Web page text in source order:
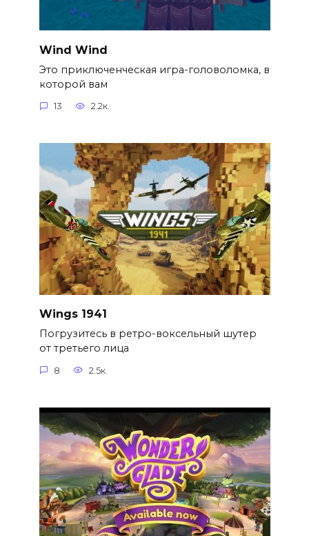
Wind Wind
Это приключенческая игра-головоломка, в
которой вам
13 2.2к.
Wings 1941
Погрузитесь в ретро-воксельный шутер
от третьего лица
8 2.5к.